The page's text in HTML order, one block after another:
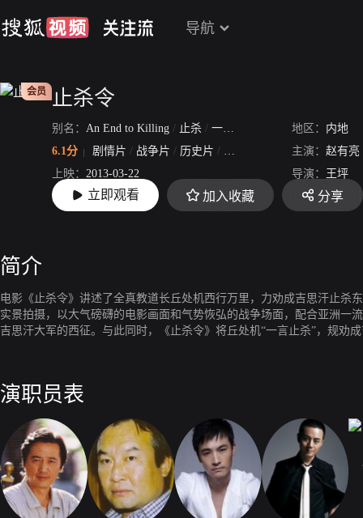
导航
会员 止杀令
别名： An End to Killing / 止杀 / 一言止杀 地区： 内地
6.1分
剧情片 / 战争片 / 历史片 / 动作片 主演： 赵有亮
上映： 2013-03-22 导演：
王坪
片长： 103分50秒
立即观看 加入收藏 分享
简介
电影《止杀令》讲述了全真教道长丘处机西行万里，力劝成吉思汗止杀
实景拍摄，以大气磅礴的电影画面和气势恢弘的战争场面，配合亚洲一
吉思汗大军的西征。与此同时，《止杀令》将丘处机“一言止杀”，规劝
演职员表